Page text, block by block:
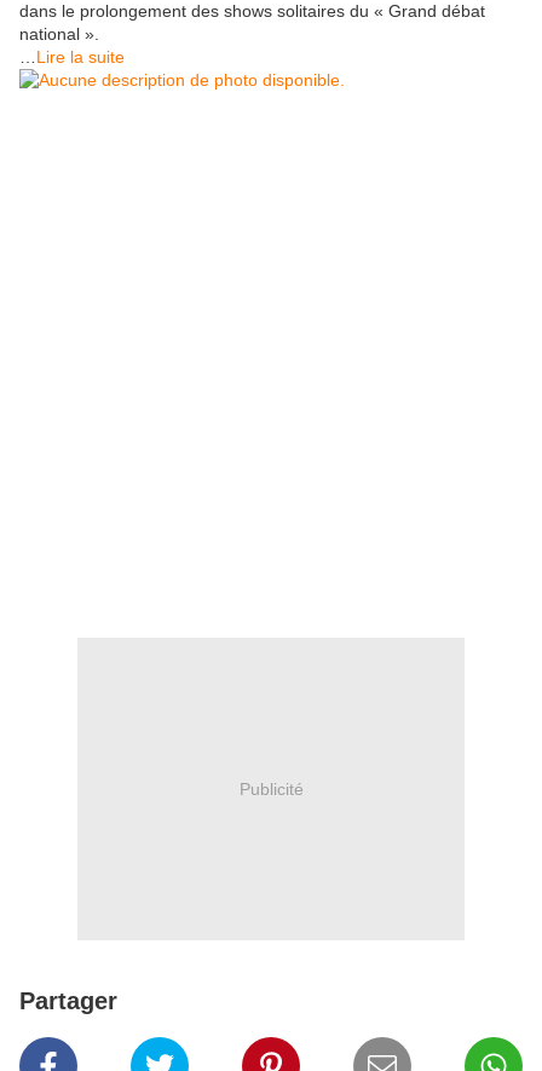
dans le prolongement des shows solitaires du « Grand débat
national ».
Lire la suite
Publicité
Partager